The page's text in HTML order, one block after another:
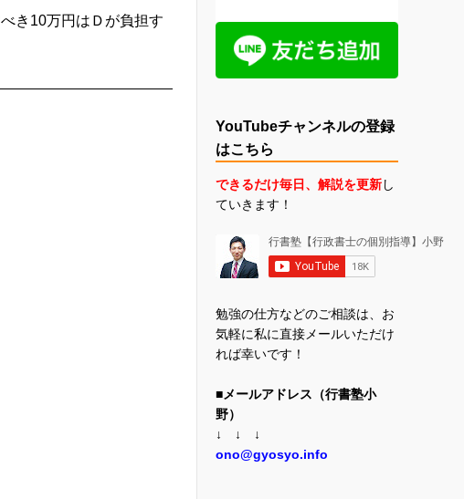
き10万円はＤが負担す
YouTubeチャンネルの登録
はこちら
できるだけ毎日、解説を更新し
ていきます！
勉強の仕方などのご相談は、お
気軽に私に直接メールいただけ
れば幸いです！
■メールアドレス（行書塾小
野）
↓ ↓ ↓
ono@gyosyo.info